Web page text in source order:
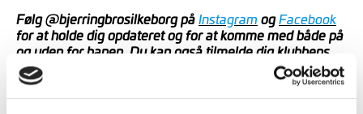
Følg @bjerringbrosilkeborg påInstagram ogFacebook
for at holde dig opdateret og for at komme med både på
og uden for banen. Du kan også tilmelde dig klubbens
nyhedsbrev –